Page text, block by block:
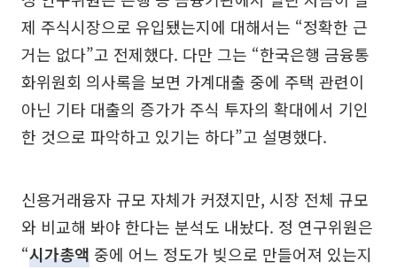
제 주식시장으로 유입됐는지에 대해서는 “정확한 근
거는 없다”고 전제했다. 다만 그는 “한국은행 금융통
화위원회 의사록을 보면 가계대출 중에 주택 관련이
아닌 기타 대출의 증가가 주식 투자의 확대에서 기인
한 것으로 파악하고 있기는 하다”고 설명했다.
신용거래융자 규모 자체가 커졌지만, 시장 전체 규모
와 비교해 봐야 한다는 분석도 내놨다. 정 연구위원은
“시가총액 중에 어느 정도가 빚으로 만들어져 있는지